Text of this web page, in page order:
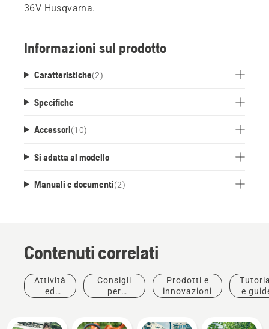
36V Husqvarna.
Informazioni sul prodotto
Caratteristiche(2)
Specifiche
Accessori(10)
Si adatta al modello
Manuali e documenti(2)
Contenuti correlati
Attività
ed
Consigli
per
Prodotti e
innovazioni
e